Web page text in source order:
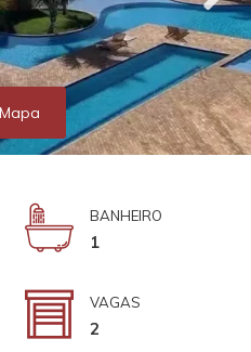
Mapa
BANHEIRO
1
VAGAS
2